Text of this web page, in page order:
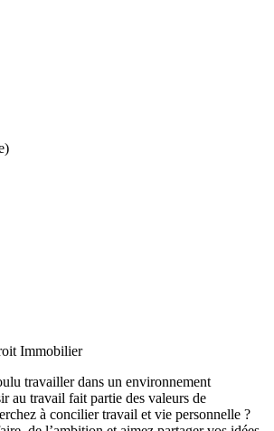
Immobilier
travailler dans un environnement
au travail fait partie des valeurs de
à concilier travail et vie personnelle ?